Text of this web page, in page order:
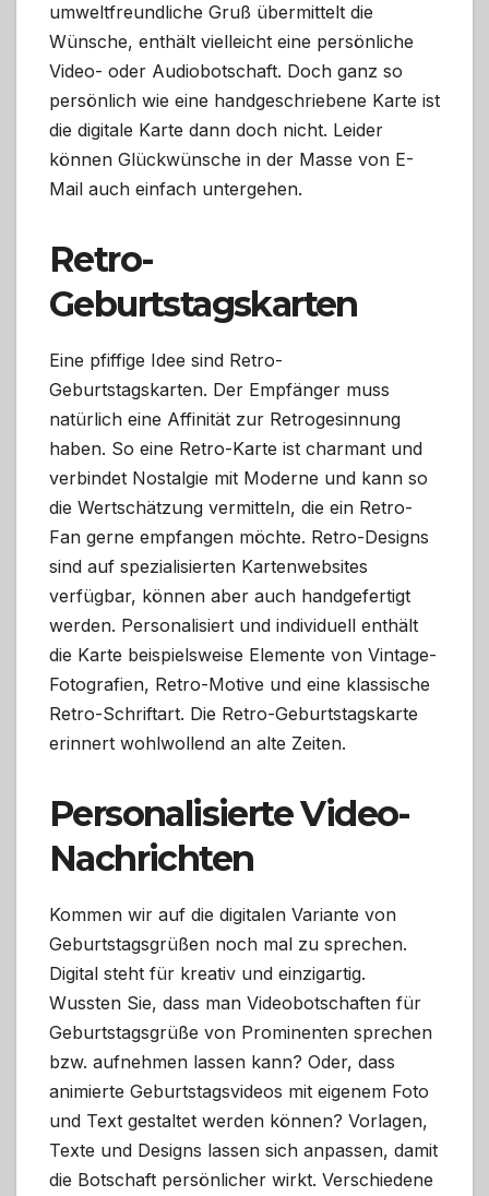
umweltfreundliche Gruß übermittelt die
Wünsche, enthält vielleicht eine persönliche
Video- oder Audiobotschaft. Doch ganz so
persönlich wie eine handgeschriebene Karte ist
die digitale Karte dann doch nicht. Leider
können Glückwünsche in der Masse von E-
Mail auch einfach untergehen.
Retro-
Geburtstagskarten
Eine pfiffige Idee sind Retro-
Geburtstagskarten. Der Empfänger muss
natürlich eine Affinität zur Retrogesinnung
haben. So eine Retro-Karte ist charmant und
verbindet Nostalgie mit Moderne und kann so
die Wertschätzung vermitteln, die ein Retro-
Fan gerne empfangen möchte. Retro-Designs
sind auf spezialisierten Kartenwebsites
verfügbar, können aber auch handgefertigt
werden. Personalisiert und individuell enthält
die Karte beispielsweise Elemente von Vintage-
Fotografien, Retro-Motive und eine klassische
Retro-Schriftart. Die Retro-Geburtstagskarte
erinnert wohlwollend an alte Zeiten.
Personalisierte Video-
Nachrichten
Kommen wir auf die digitalen Variante von
Geburtstagsgrüßen noch mal zu sprechen.
Digital steht für kreativ und einzigartig.
Wussten Sie, dass man Videobotschaften für
Geburtstagsgrüße von Prominenten sprechen
bzw. aufnehmen lassen kann? Oder, dass
animierte Geburtstagsvideos mit eigenem Foto
und Text gestaltet werden können? Vorlagen,
Texte und Designs lassen sich anpassen, damit
die Botschaft persönlicher wirkt. Verschiedene